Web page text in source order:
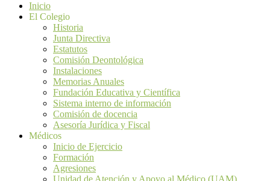
Inicio
El Colegio
Historia
Junta Directiva
Estatutos
Comisión Deontológica
Instalaciones
Memorias Anuales
Fundación Educativa y Científica
Sistema interno de información
Comisión de docencia
Asesoría Jurídica y Fiscal
Médicos
Inicio de Ejercicio
Formación
Agresiones
Unidad de Atención y Apoyo al Médico (UAM)